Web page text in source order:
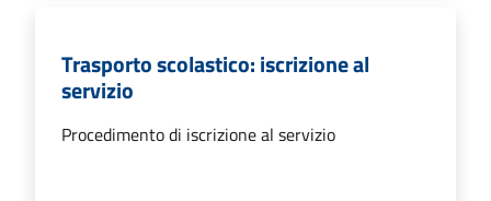
Trasporto scolastico: iscrizione al
servizio
Procedimento di iscrizione al servizio